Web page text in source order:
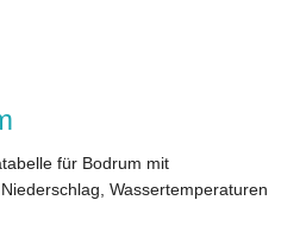
für Bodrum mit
Wassertemperaturen